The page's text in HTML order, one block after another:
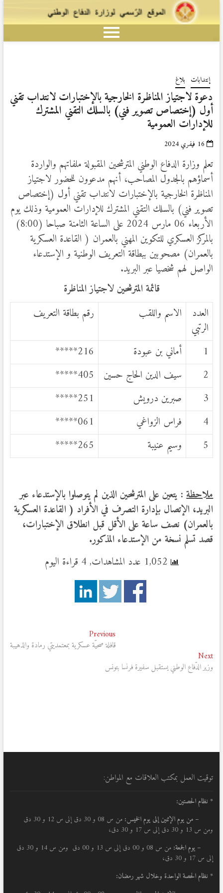
إنتدابات بلاغ
دعوة لاجتياز المناظرة الخارجية بالإختبارات لانتداب تقني
أول (إختصاص تصوير فني) بالسلك التقني المشترك
للإدارات العمومية
16 فيفري 2024
تعلم وزارة الدفاع الوطني المترشحين المقبولة ملفاتهم والواردة
أسماؤهم بالجدول المصاحب، أنهم مدعوون للحضور لاجتياز
المناظرة الخارجية بالإختبارات لانتداب تقني أول (إختصاص
تصوير فني) بالسلك التقني المشترك للإدارات العمومية وذلك يوم
الأربعاء 06 مارس 2024 على الساعة الثامنة صباحا (8:00)
بالمركز العسكري للتكوين المهني بالعمران ( القاعدة العسكرية
بالعمران) مصحوبين ببطاقة التعريف الوطنية و الإستدعاء
الواصل لهم شخصيا عبر البريد.
قائمة المترشحين لاجتياز المناظرة
العدد
الرتبي
الاسم واللقب رقم بطاقة التعريف
1 أماني بن عبودة
216*****
2
سيف الدين الحاج حسين
405*****
3
صبرين درويش
251*****
4
فراس الزواغي
061*****
5
وسيم عنيبة 265*****
ملاحظة: يتعين على المترشحين الذين لم يتوصلوا بالإستدعاء عبر
البريد، الإتصال بإدارة التصرف في الأفراد ( القاعدة العسكرية
بالعمران) نصف ساعة على الأقل قبل انطلاق الإختبارات،
قصد تسلم نسخة من الإستدعاء المذكور.
المقالات
Previous
Previous
post:
قافلة صحيّة عسكرية بمعتمديتي رمادة والذهيبة
Next
Next
post:
وزير الدّفاع الوطني يستقبل سفيرة فرنسا بتونس
توقيت العمل بمكتب العلاقات مع المواطن:
* نظام الحصتين:
– من يوم الإثنين إلى يوم الخميس:
من س 08 و 30 دق إلى س 12 و 30 دق
ومن س 13 و 30 دق إلى س 17 و 30 دق،
– يوم الجمعة:
من س 08 و 00 دق إلى س 13 و 00 دق ومن س 14 و 30 دق
إلى س 17 و 30 دق،
* نظام الحصة الواحدة وخلال شهر رمضان: